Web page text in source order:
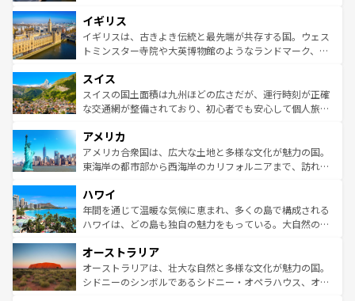
いる。シャンパンの発祥地であるランス、プロヴァンスの
香り高いラベンダー畑など、多彩な楽しみ方が可能だ。さ
らに、パリ以外の地域にも魅力が溢れており、どの街角に
れる地方に足を運ぶとそれぞれで全く異なる文化を体験で
きるだろう。 なお、新着のフランス情報はコンテンツ一覧
を参照してほしい。
顔を持つこの国は、どこを歩いても飽きることがない。ベ
ルリンの文化的活気、バイエルン州のアルプスの絶景、そ
してライン川沿いのワイン畑といった風景は必見。ビール
は、お酒好きな人にはぜひ体験してほしい。 なお、新着の
ドイツ情報はコンテンツ一覧を参照してほしい。
イギリス
イギリスは、古きよき伝統と最先端が共存する国。ウェス
トミンスター寺院や大英博物館のようなランドマーク、歴
リアごとに異なる魅力がある。また、優雅なアフタヌーン
ティー、ビール好きにはたまらない英国パブ、サッカー観
戦など、本場だからこそできる体験も豊富。イギリスを旅
ンツ一覧を参照してほしい。
スイス
スイスの国土面積は九州ほどの広さだが、運行時刻が正確
な交通網が整備されており、初心者でも安心して個人旅行
の建物がそのまま残る町や、スイスならではのユニークな
博物館もあり、アルプス観光だけでなく町歩きも満喫する
ことができる。国民の所得が高いため物価も高いが、旅行
ば市内交通費無料で観光を楽しむこともできる。 なお、新
着のスイス情報はコンテンツ一覧 を参照してほしい。
アメリカ
アメリカ合衆国は、広大な土地と多様な文化が魅力の国。
東海岸の都市部から西海岸のカリフォルニアまで、訪れる
のような巨大都市は、観光、ショッピング、エンターテイ
ンメントが詰まった刺激的なスポットだ。一方、アメリカ
西部には大自然が広がり、グランドキャニオンやイエロー
部のニューオーリンズでは、音楽と美食が融合した独特の
文化が魅力。旅行者はアメリカの各地域で異なる魅力を楽
しみながら、その多様性と豊かな歴史を感じることができ
ハワイ
年間を通じて温暖な気候に恵まれ、多くの島で構成される
ハワイは、どの島も独自の魅力をもっている。大自然の神
ワイ島は見逃せない。また、定番の観光地といえばオアフ
島だが、静かな自然を求めるならマウイ島やカウアイ島が
おすすめ。エメラルドグリーンに輝く海をはじめ、豊かな
オーストラリア
オーストラリアは、壮大な自然と多様な文化が魅力の国。
シドニーのシンボルであるシドニー・オペラハウス、オー